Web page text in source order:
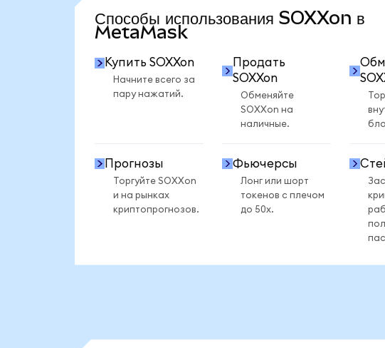
Способы использования SOXXon в
MetaMask
Купить SOXXon
Начните всего за
пару нажатий.
Продать
SOXXon
Обменяйте
SOXXon на
наличные.
Прогнозы
Торгуйте SOXXon
и на рынках
криптопрогнозов.
Фьючерсы
Лонг или шорт
токенов с плечом
до 50x.